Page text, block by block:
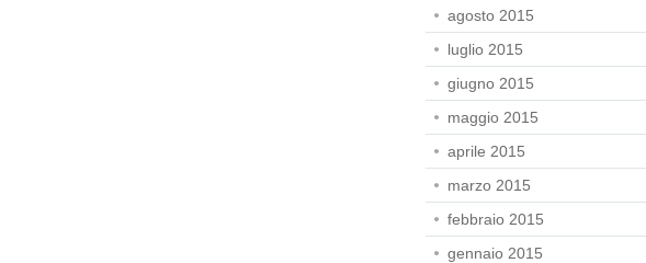
agosto 2015
luglio 2015
giugno 2015
maggio 2015
aprile 2015
marzo 2015
febbraio 2015
gennaio 2015